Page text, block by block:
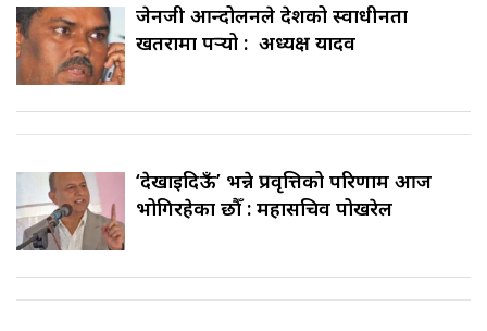
जेनजी आन्दोलनले देशको स्वाधीनता
खतरामा पर्‍यो : अध्यक्ष यादव
‘देखाइदिऊँ’ भन्ने प्रवृत्तिको परिणाम आज
भोगिरहेका छौँ : महासचिव पोखरेल